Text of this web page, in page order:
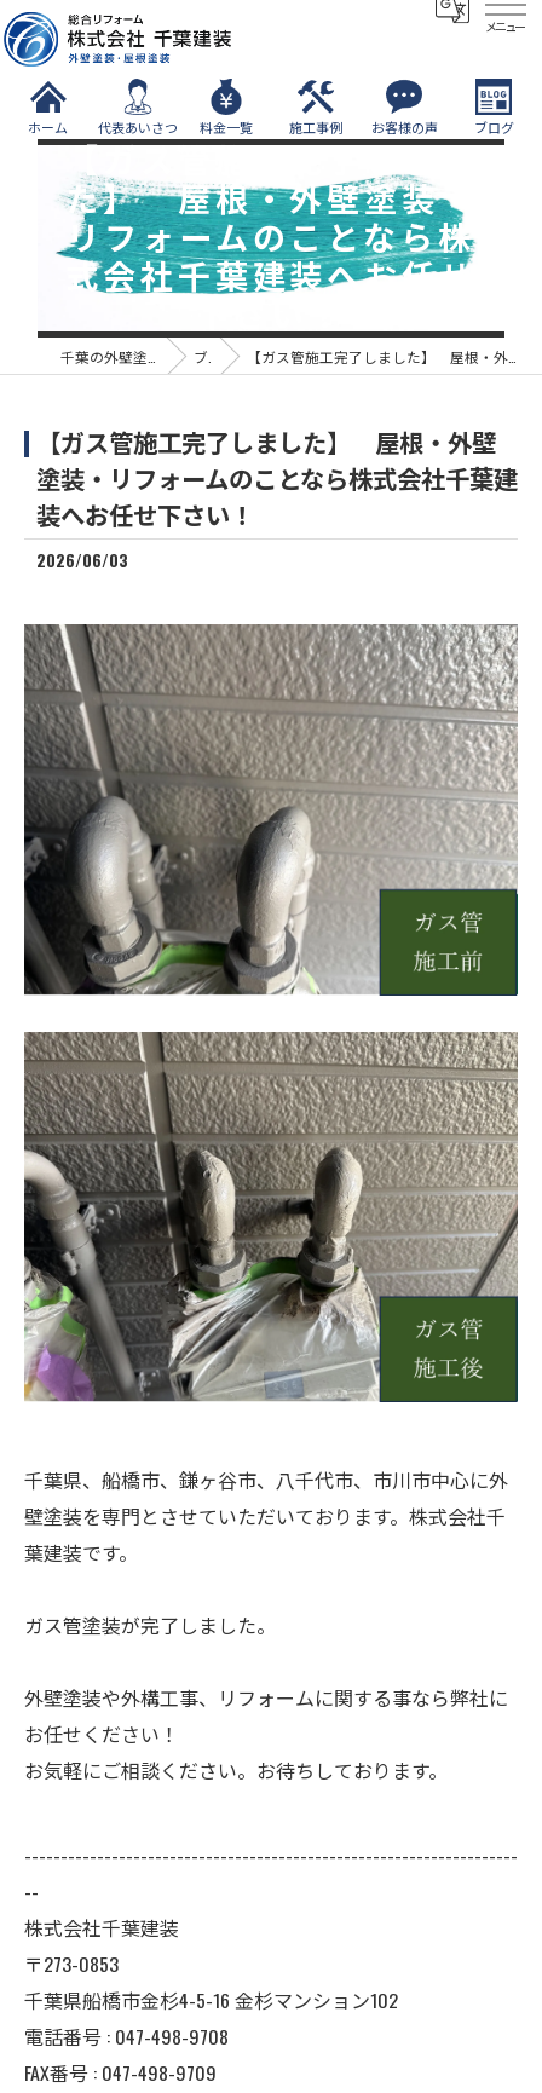
メニュー
ホーム 代表あいさつ 料金一覧 施工事例 お客様の声 ブログ
【ガス管施工完了しまし
た】 屋根・外壁塗装・
リフォームのことなら株
式会社千葉建装へお任せ
ブログ 【ガス管施工完了しました】 屋根・外壁塗装・リフォームのことなら株式会社千葉建装へお任せ下さい！
【ガス管施工完了しました】 屋根・外壁
塗装・リフォームのことなら株式会社千葉建
装へお任せ下さい！
2026/06/03
千葉県、船橋市、鎌ヶ谷市、八千代市、市川市中心に外
壁塗装を専門とさせていただいております。株式会社千
葉建装です。
ガス管塗装が完了しました。
外壁塗装や外構工事、リフォームに関する事なら弊社に
お任せください！
お気軽にご相談ください。お待ちしております。
--------------------------------------------------------------------
--
株式会社千葉建装
〒273-0853
千葉県船橋市金杉4-5-16 金杉マンション102
電話番号 : 047-498-9708
FAX番号 : 047-498-9709